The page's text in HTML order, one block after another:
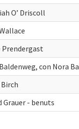
O’ Driscoll
Prendergast
con Nora
Grauer - benuts